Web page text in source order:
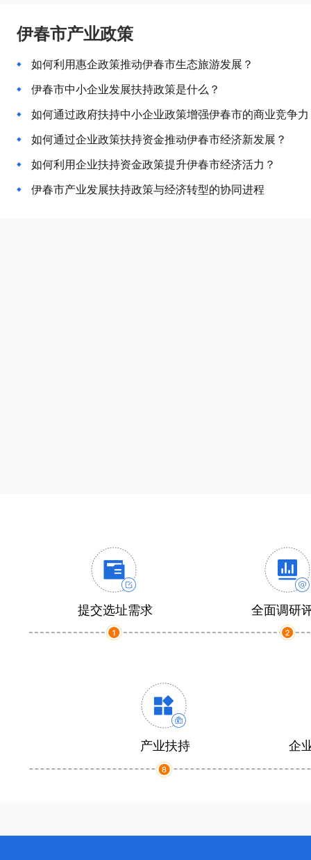
伊春市产业政策
如何利用惠企政策推动伊春市生态旅游发展？
伊春市中小企业发展扶持政策是什么？
如何通过政府扶持中小企业政策增强伊春市的商业竞争
如何通过企业政策扶持资金推动伊春市经济新发展？
如何利用企业扶持资金政策提升伊春市经济活力？
伊春市产业发展扶持政策与经济转型的协同进程
提交选址需求 全面调研
产业扶持 企